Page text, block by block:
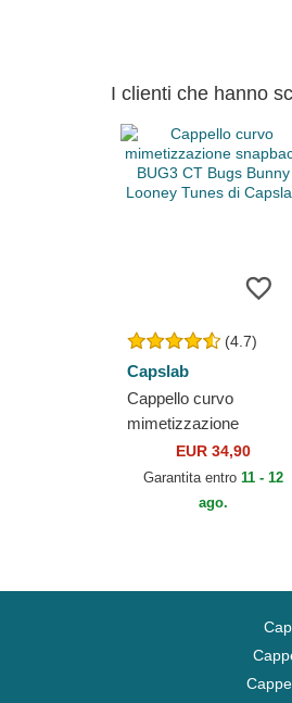
I clienti che hanno
(4.7)
Capslab
Cappello curvo
mimetizzazione
snapback BUG3 CT
Bugs Bunny Looney
Tunes di Capslab
EUR 34,90
Garantita entro 11 - 12
ago.